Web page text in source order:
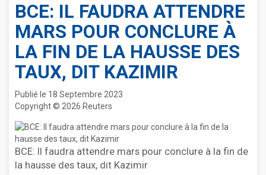
BCE: IL FAUDRA ATTENDRE
MARS POUR CONCLURE À
LA FIN DE LA HAUSSE DES
TAUX, DIT KAZIMIR
Publié le 18 Septembre 2023
Copyright © 2026 Reuters
BCE: Il faudra attendre mars pour conclure à la fin de
la hausse des taux, dit Kazimir